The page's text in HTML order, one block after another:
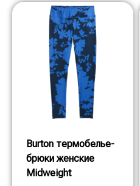
Burton термобелье-
брюки женские
Midweight